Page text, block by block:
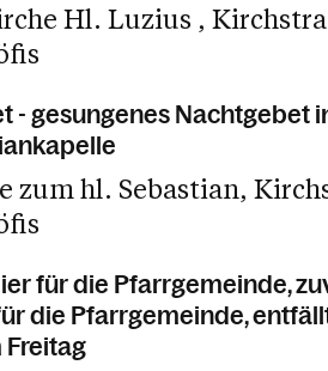
Hl. Luzius
- gesungenes Nachtgebet
zum hl. Sebastian
für die Pfarrgemeinde,
die Pfarrgemeinde,